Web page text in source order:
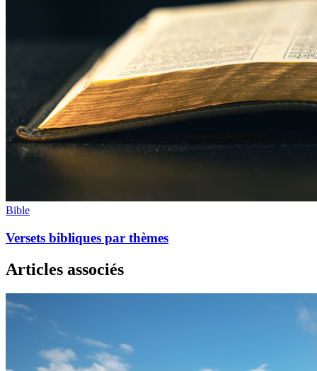
Bible
Versets bibliques par thèmes
Articles associés